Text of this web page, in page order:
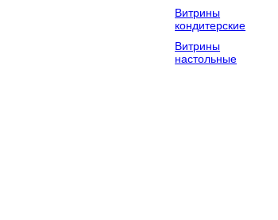
Витрины
кондитерские
Витрины
настольные